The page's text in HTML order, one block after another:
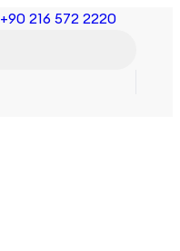
+90 216 572 2220